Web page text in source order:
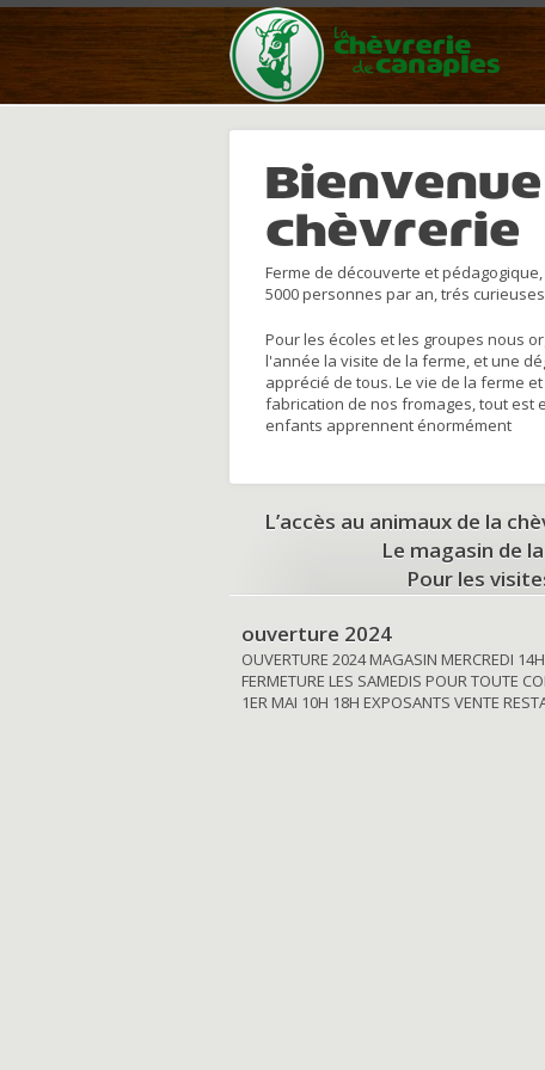
chèvrerie
Ferme de découverte et
5000 personnes par an, trés
Pour les écoles et les groupes nous
l'année la visite de la ferme, et une
apprécié de tous. Le vie de la ferme
fabrication de nos fromages, tout est
enfants apprennent énormément
L’accès au animaux de la
Le magasin de
Pour les
ouverture 2024
OUVERTURE 2024 MAGASIN MERCREDI
FERMETURE LES SAMEDIS POUR TOUTE
1ER MAI 10H 18H EXPOSANTS VENTE